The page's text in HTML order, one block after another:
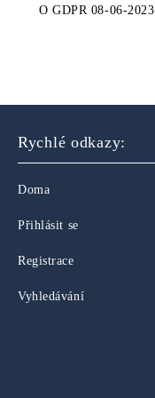
OGDPR 08-06-2023
Rychlé odkazy:
Doma
Přihlásit se
Registrace
Vyhledávání